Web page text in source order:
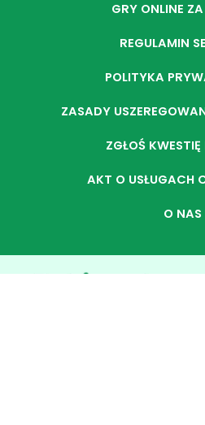
GRY ONLINE
REGULAMIN
POLITYKA
ZASADY
ZGŁOŚ
AKT O USŁUGACH
O NAS